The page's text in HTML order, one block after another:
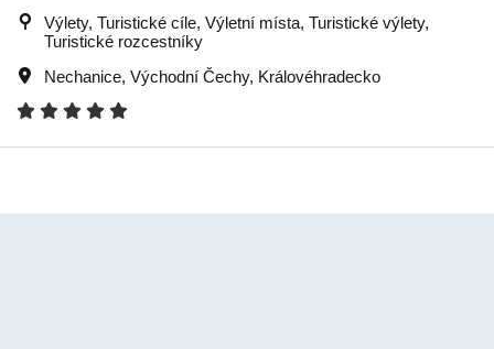
Výlety, Turistické cíle, Výletní místa, Turistické výlety,
Turistické rozcestníky
Nechanice, Východní Čechy, Královéhradecko